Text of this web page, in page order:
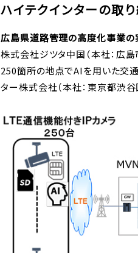
ハイテクインターの取
広島県道路管理の高度化事業の
株式会社ジツタ中国（本社：広
250箇所の地点でAIを用いた交通
ター株式会社（本社：東京都渋